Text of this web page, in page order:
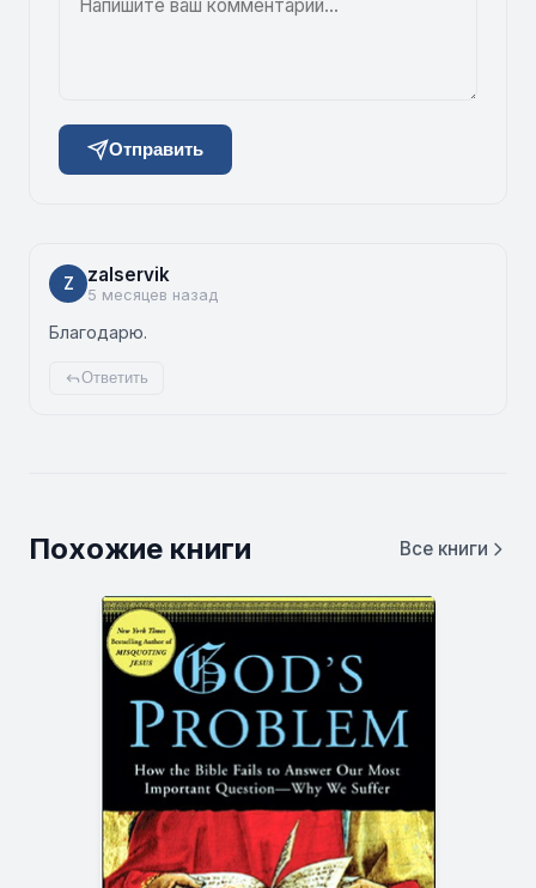
Отправить
Z zalservik
5 месяцев назад
Благодарю.
Ответить
Похожие книги Все книги